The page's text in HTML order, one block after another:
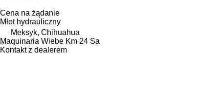
Cena na żądanie
Młot hydrauliczny
Meksyk, Chihuahua
Maquinaria Wiebe Km 24 Sa
Kontakt z dealerem